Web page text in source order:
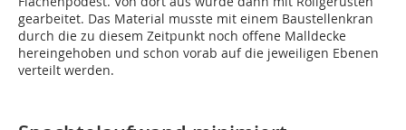
gearbeitet. Das Material musste mit einem Baustellenkran
durch die zu diesem Zeitpunkt noch offene Malldecke
hereingehoben und schon vorab auf die jeweiligen Ebenen
verteilt werden.